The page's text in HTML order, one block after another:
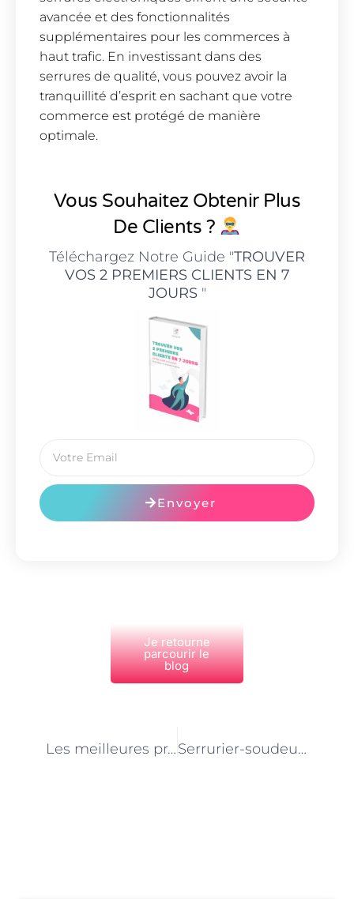
avancée et des fonctionnalités
supplémentaires pour les commerces à
haut trafic. En investissant dans des
serrures de qualité, vous pouvez avoir la
tranquillité d’esprit en sachant que votre
commerce est protégé de manière
optimale.
Vous Souhaitez Obtenir Plus
De Clients ?
Téléchargez Notre Guide "TROUVER
VOS 2 PREMIERS CLIENTS EN 7
JOURS"
Envoyer
Je retourne
parcourir le
blog
Les meilleures pratiques pour assurer la sécurité des maçons sur un chantier à Paris Serrurier-soudeur : comment travailler l’acier